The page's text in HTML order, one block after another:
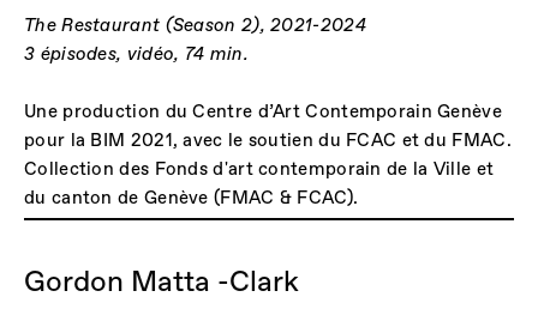
The Restaurant (Season 2), 2021-2024
3 épisodes, vidéo, 74 min.
Une production du Centre d’Art Contemporain Genève
pour la BIM 2021, avec le soutien du FCAC et du FMAC.
Collection des Fonds d'art contemporain de la Ville et
du canton de Genève (FMAC & FCAC).
Gordon Matta -Clark